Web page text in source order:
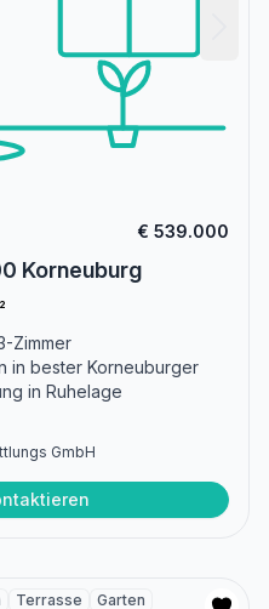
€ 539.000
Korneuburg
Zimmer
in bester Korneuburger
in Ruhelage
GmbH
Terrasse Garten